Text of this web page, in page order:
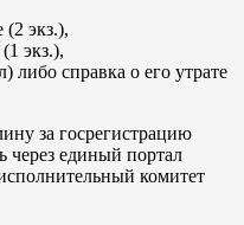
(2 экз.),
экз.),
либо справка о его утрате
за госрегистрацию
единый портал
комитет